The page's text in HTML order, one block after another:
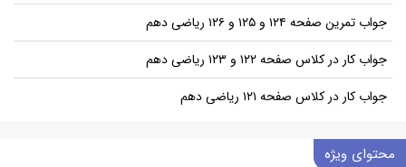
جواب تمرین صفحه ۱۲۴ و ۱۲۵ و ۱۲۶ ریاضی دهم
جواب کار در کلاس صفحه ۱۲۲ و ۱۲۳ ریاضی دهم
جواب کار در کلاس صفحه ۱۲۱ ریاضی دهم
محتوای ویژه